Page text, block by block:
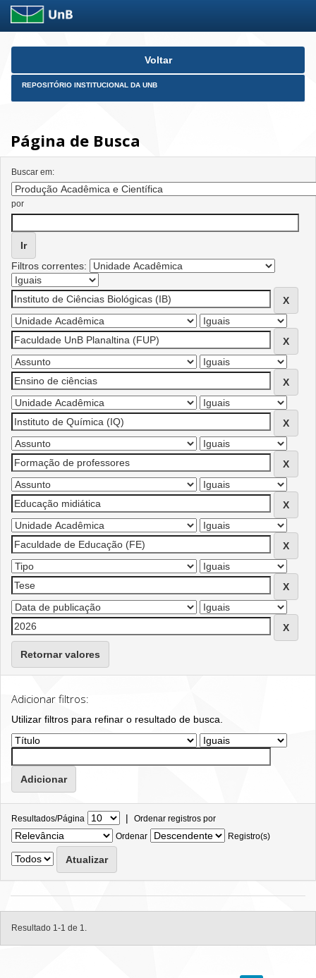
Skip
Voltar
REPOSITÓRIO INSTITUCIONAL DA UNB
Página de Busca
Buscar em:
por
Filtros correntes:
Retornar valores
Adicionar filtros:
Utilizar filtros para refinar o resultado de busca.
Resultados/Página | Ordenar registros por
Ordenar
Registro(s)
Resultado 1-1 de 1.